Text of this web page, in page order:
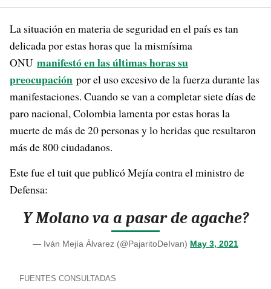
La situación en materia de seguridad en el país es tan
delicada por estas horas que la mismísima
ONU manifestó en las últimas horas su
preocupación por el uso excesivo de la fuerza durante las
manifestaciones. Cuando se van a completar siete días de
paro nacional, Colombia lamenta por estas horas la
muerte de más de 20 personas y lo heridas que resultaron
más de 800 ciudadanos.
Este fue el tuit que publicó Mejía contra el ministro de
Defensa:
Y Molano va a pasar de agache?
— Iván Mejía Álvarez (@PajaritoDeIvan) May 3, 2021
FUENTES CONSULTADAS